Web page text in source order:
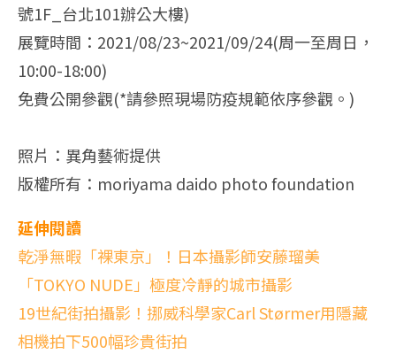
號1F_台北101辦公大樓)
展覽時間：2021/08/23~2021/09/24(周一至周日，
10:00-18:00)
免費公開參觀(*請參照現場防疫規範依序參觀。)
照片：異角藝術提供
版權所有：moriyama daido photo foundation
延伸閱讀
乾淨無暇「裸東京」！日本攝影師安藤瑠美
「TOKYO NUDE」極度冷靜的城市攝影
19世紀街拍攝影！挪威科學家Carl Størmer用隱藏
相機拍下500幅珍貴街拍